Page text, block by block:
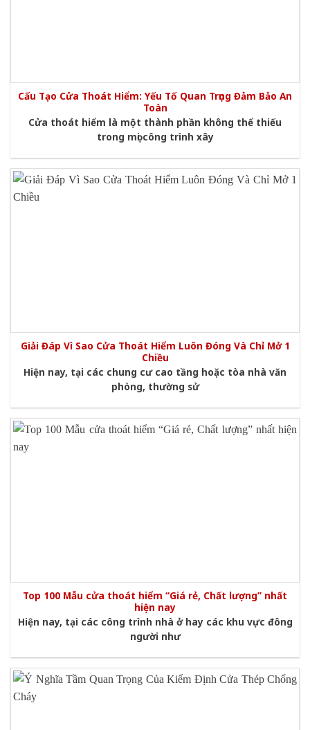
Cấu Tạo Cửa Thoát Hiểm: Yếu Tố Quan Trọng Đảm Bảo An
Toàn
Cửa thoát hiểm là một thành phần không thể thiếu
trong mọi công trình xây
Giải Đáp Vì Sao Cửa Thoát Hiểm Luôn Đóng Và Chỉ Mở 1
Chiều
Hiện nay, tại các chung cư cao tầng hoặc tòa nhà văn
phòng, thường sử
Top 100 Mẫu cửa thoát hiểm “Giá rẻ, Chất lượng” nhất
hiện nay
Hiện nay, tại các công trình nhà ở hay các khu vực đông
người như